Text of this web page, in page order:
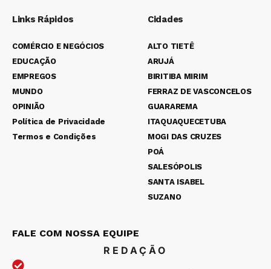
Links Rápidos
COMÉRCIO E NEGÓCIOS
EDUCAÇÃO
EMPREGOS
MUNDO
OPINIÃO
Política de Privacidade
Termos e Condições
Cidades
ALTO TIETÊ
ARUJÁ
BIRITIBA MIRIM
FERRAZ DE VASCONCELOS
GUARAREMA
ITAQUAQUECETUBA
MOGI DAS CRUZES
POÁ
SALESÓPOLIS
SANTA ISABEL
SUZANO
FALE COM NOSSA EQUIPE
REDAÇÃO